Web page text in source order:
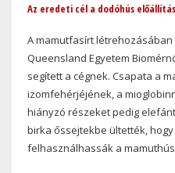
Az eredeti cél a dodóhús
A mamutfasírt létrehozásában
Queensland Egyetem
segített a cégnek. Csapata a
izomfehérjéjének, a
hiányzó részeket pedig
birka őssejtekbe ültették,
felhasználhassák a